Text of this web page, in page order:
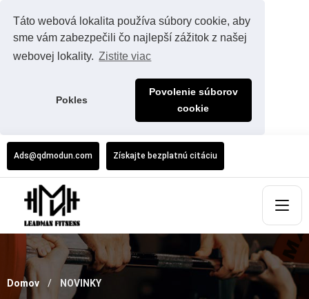
Táto webová lokalita používa súbory cookie, aby
sme vám zabezpečili čo najlepší zážitok z našej
webovej lokality. Zistite viac
Pokles
Povolenie súborov
cookie
Ads@qdmodun.com Získajte bezplatnú citáciu
Domov NOVINKY